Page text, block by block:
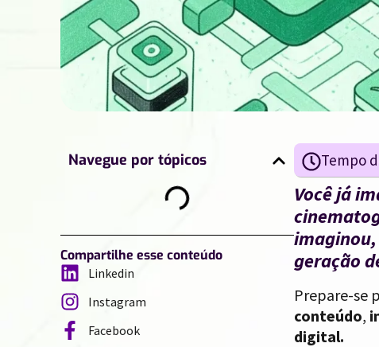
Navegue por tópicos
Compartilhe esse conteúdo
Linkedin
Instagram
Facebook
Você já
imaginou,
geração
Prepare-se
conteúdo,
digital.